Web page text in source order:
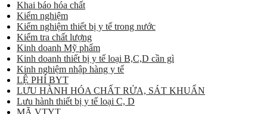
Khai báo hóa chất
Kiểm nghiệm
Kiểm nghiệm thiết bị y tế trong nước
Kiểm tra chất lượng
Kinh doanh Mỹ phẩm
Kinh doanh thiết bị y tế loại B,C,D cần gì
Kinh nghiệm nhập hàng y tế
LỆ PHÍ BYT
LƯU HÀNH HÓA CHẤT RỬA, SÁT KHUẨN
Lưu hành thiết bị y tế loại C, D
MÃ VTYT